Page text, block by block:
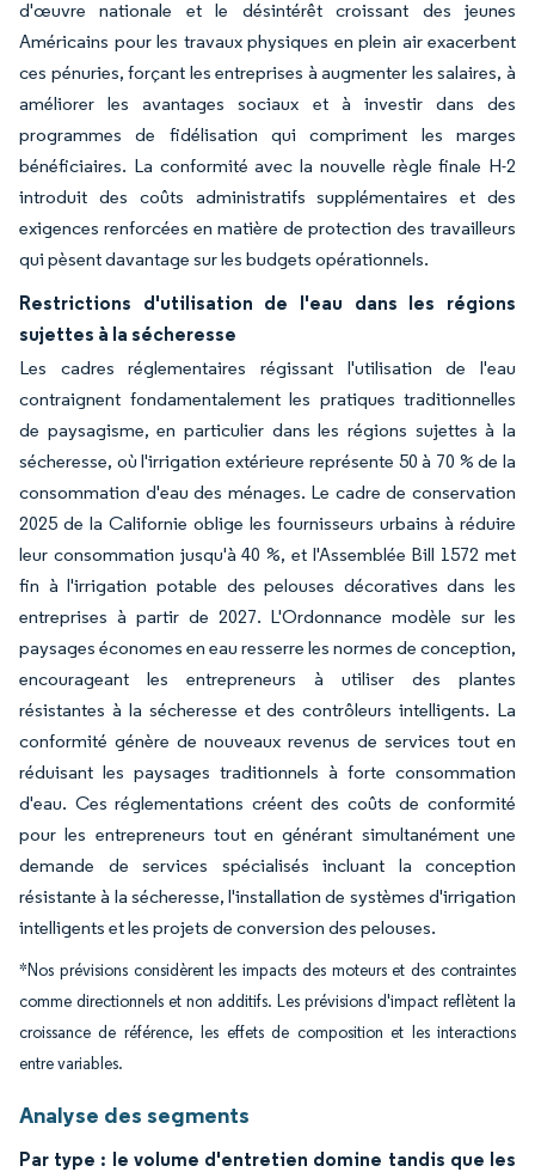
d'œuvre nationale et le désintérêt croissant des jeunes
Américains pour les travaux physiques en plein air exacerbent
ces pénuries, forçant les entreprises à augmenter les salaires, à
améliorer les avantages sociaux et à investir dans des
programmes de fidélisation qui compriment les marges
bénéficiaires. La conformité avec la nouvelle règle finale H-2
introduit des coûts administratifs supplémentaires et des
exigences renforcées en matière de protection des travailleurs
qui pèsent davantage sur les budgets opérationnels.
Restrictions d'utilisation de l'eau dans les régions
sujettes à la sécheresse
Les cadres réglementaires régissant l'utilisation de l'eau
contraignent fondamentalement les pratiques traditionnelles
de paysagisme, en particulier dans les régions sujettes à la
sécheresse, où l'irrigation extérieure représente 50 à 70 % de la
consommation d'eau des ménages. Le cadre de conservation
2025 de la Californie oblige les fournisseurs urbains à réduire
leur consommation jusqu'à 40 %, et l'Assemblée Bill 1572 met
fin à l'irrigation potable des pelouses décoratives dans les
entreprises à partir de 2027. L'Ordonnance modèle sur les
paysages économes en eau resserre les normes de conception,
encourageant les entrepreneurs à utiliser des plantes
résistantes à la sécheresse et des contrôleurs intelligents. La
conformité génère de nouveaux revenus de services tout en
réduisant les paysages traditionnels à forte consommation
d'eau. Ces réglementations créent des coûts de conformité
pour les entrepreneurs tout en générant simultanément une
demande de services spécialisés incluant la conception
résistante à la sécheresse, l'installation de systèmes d'irrigation
intelligents et les projets de conversion des pelouses.
*Nos prévisions considèrent les impacts des moteurs et des contraintes
comme directionnels et non additifs. Les prévisions d'impact reflètent la
croissance de référence, les effets de composition et les interactions
entre variables.
Analyse des segments
Par type : le volume d'entretien domine tandis que les